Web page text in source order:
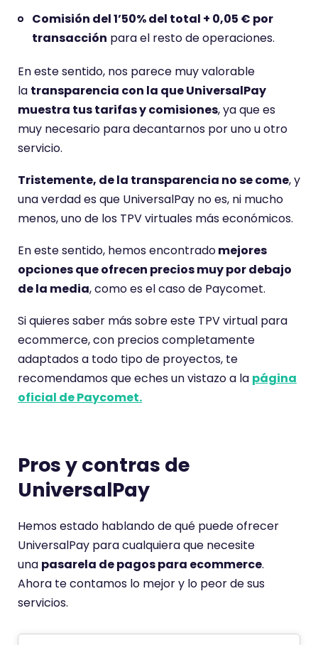
Comisión del 1’50% del total + 0,05 € por
transacción para el resto de operaciones.
En este sentido, nos parece muy valorable
la transparencia con la que UniversalPay
muestra tus tarifas y comisiones, ya que es
muy necesario para decantarnos por uno u otro
servicio.
Tristemente, de la transparencia no se come, y
una verdad es que UniversalPay no es, ni mucho
menos, uno de los TPV virtuales más económicos.
En este sentido, hemos encontradomejores
opciones que ofrecen precios muy por debajo
de la media, como es el caso de Paycomet.
Si quieres saber más sobre este TPV virtual para
ecommerce, con precios completamente
adaptados a todo tipo de proyectos, te
recomendamos que eches un vistazo a la página
oficial de Paycomet.
Pros y contras de
UniversalPay
Hemos estado hablando de qué puede ofrecer
UniversalPay para cualquiera que necesite
una pasarela de pagos para ecommerce.
Ahora te contamos lo mejor y lo peor de sus
servicios.